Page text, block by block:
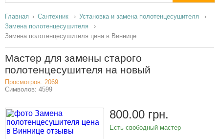
Главная Сантехник
Установка и замена полотенцесушителя
Замена полотенцесушителя
Замена полотенцесушителя цена в Виннице
Мастер для замены старого
полотенцесушителя на новый
Просмотров: 2069
Символов: 4599
800.00 грн.
Есть свободный мастер